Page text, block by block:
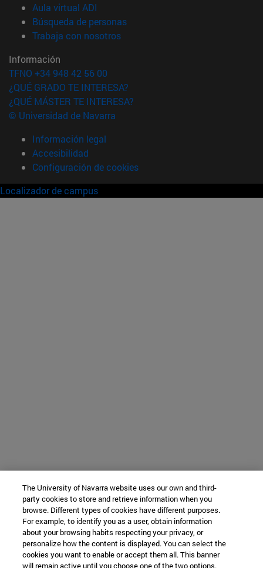
Aula virtual ADI
Búsqueda de personas(abre en nueva ventana)
Trabaja con nosotros(abre en nueva ventana)
Información
TFNO +34 948 42 56 00
¿QUÉ GRADO TE INTERESA?
¿QUÉ MÁSTER TE INTERESA?
© Universidad de Navarra
Información legal
Accesibilidad
Configuración de cookies
Localizador de campus
The University of Navarra website uses our own and third-
party cookies to store and retrieve information when you
browse. Different types of cookies have different purposes.
For example, to identify you as a user, obtain information
about your browsing habits respecting your privacy, or
personalize how the content is displayed. You can select the
cookies you want to enable or accept them all. This banner
will remain active until you choose one of the two options.